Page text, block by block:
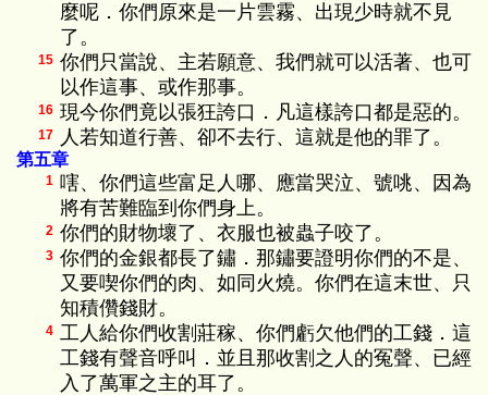
麼呢．你們原來是一片雲霧、出現少時就不見
了。
15 你們只當說、主若願意、我們就可以活著、也可
以作這事、或作那事。
16 現今你們竟以張狂誇口．凡這樣誇口都是惡的。
17 人若知道行善、卻不去行、這就是他的罪了。
第五章
1 嗐、你們這些富足人哪、應當哭泣、號咷、因為
將有苦難臨到你們身上。
2 你們的財物壞了、衣服也被蟲子咬了。
3 你們的金銀都長了鏽．那鏽要證明你們的不是、
又要喫你們的肉、如同火燒。你們在這末世、只
知積儹錢財。
4 工人給你們收割莊稼、你們虧欠他們的工錢．這
工錢有聲音呼叫．並且那收割之人的冤聲、已經
入了萬軍之主的耳了。